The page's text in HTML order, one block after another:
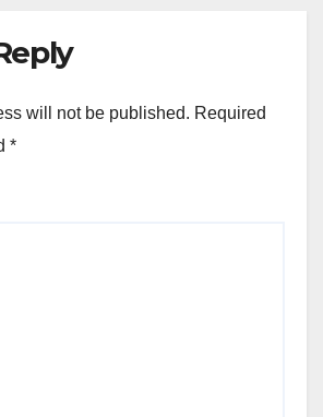
will not be published. Required
*